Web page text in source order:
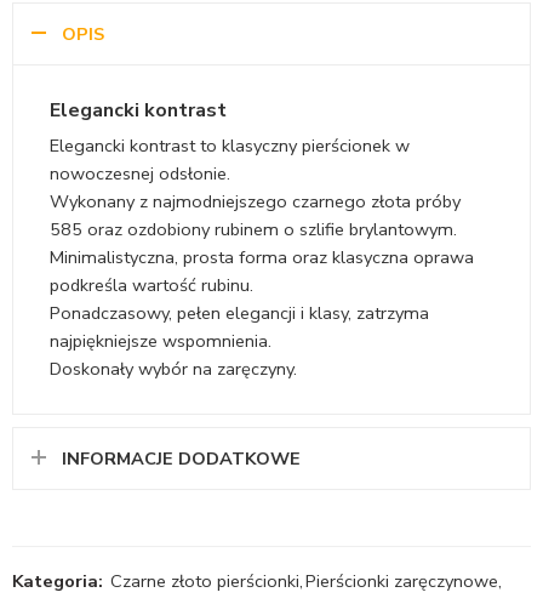
OPIS
Elegancki kontrast
Elegancki kontrast to klasyczny pierścionek w
nowoczesnej odsłonie.
Wykonany z najmodniejszego czarnego złota próby
585 oraz ozdobiony rubinem o szlifie brylantowym.
Minimalistyczna, prosta forma oraz klasyczna oprawa
podkreśla wartość rubinu.
Ponadczasowy, pełen elegancji i klasy, zatrzyma
najpiękniejsze wspomnienia.
Doskonały wybór na zaręczyny.
INFORMACJE DODATKOWE
Kategoria: Czarne złoto pierścionki,Pierścionki zaręczynowe,